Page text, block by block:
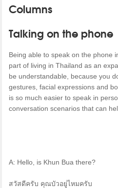
Columns
Talking on the phone
Being able to speak on the phone
part of living in Thailand as an
be understandable, because you
gestures, facial expressions and
is so much easier to speak in
conversation scenarios that can
A: Hello, is Khun Bua there?
สวัสดีครับ คุณบัวอยู่ไหมครับ